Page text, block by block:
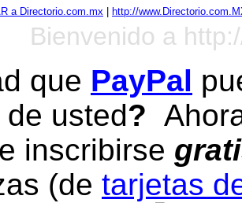
a Directorio.com.mx http://
Bienvenido a
que PayPal
usted?
inscribirse
(de tarjetas